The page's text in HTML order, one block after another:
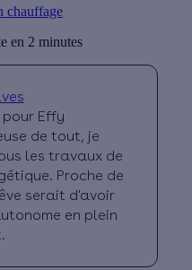
chauffage
en 2 minutes
Effy
de tout, je
les travaux de
Proche de
serait d'avoir
en plein